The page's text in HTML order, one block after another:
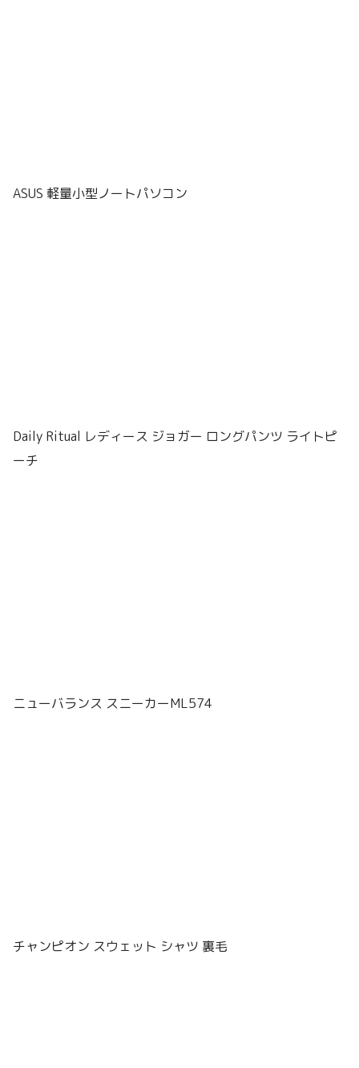
ASUS 軽量小型ノートパソコン
Daily Ritual レディース ジョガー ロングパンツ ライトピ
ーチ
ニューバランス スニーカーML574
チャンピオン スウェット シャツ 裏毛